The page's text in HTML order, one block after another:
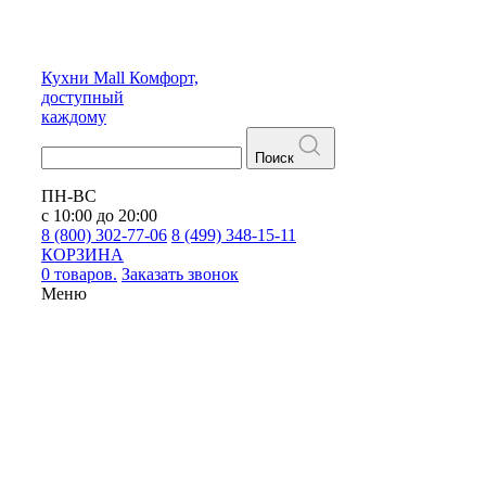
Кухни Mall Комфорт,
доступный
каждому
Поиск
ПН-ВС
с 10:00 до 20:00
8 (800) 302-77-06 8 (499) 348-15-11
КОРЗИНА
0 товаров. Заказать звонок
Меню